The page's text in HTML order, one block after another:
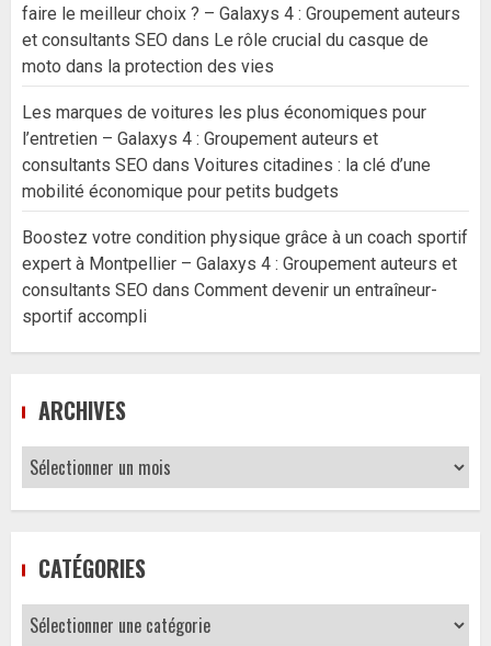
faire le meilleur choix ? – Galaxys 4 : Groupement auteurs
et consultants SEO dans Le rôle crucial du casque de
moto dans la protection des vies
Les marques de voitures les plus économiques pour
l’entretien – Galaxys 4 : Groupement auteurs et
consultants SEO dans Voitures citadines : la clé d’une
mobilité économique pour petits budgets
Boostez votre condition physique grâce à un coach sportif
expert à Montpellier – Galaxys 4 : Groupement auteurs et
consultants SEO dans Comment devenir un entraîneur-
sportif accompli
ARCHIVES
Archives
CATÉGORIES
Catégories